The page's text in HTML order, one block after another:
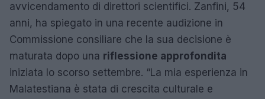
avvicendamento di direttori scientifici. Zanfini, 54
anni, ha spiegato in una recente audizione in
Commissione consiliare che la sua decisione è
maturata dopo una riflessione approfondita
iniziata lo scorso settembre. “La mia esperienza in
Malatestiana è stata di crescita culturale e